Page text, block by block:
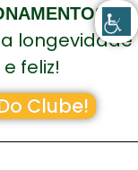
longevidade
feliz!
Clube!